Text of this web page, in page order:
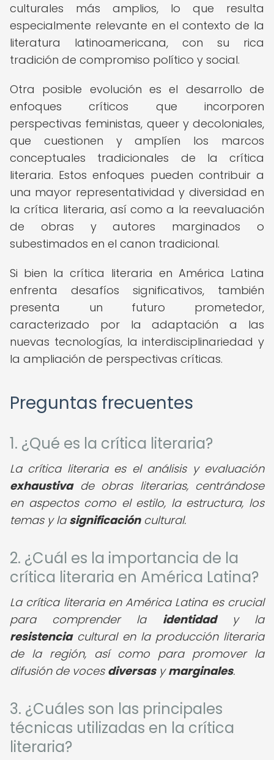
culturales más amplios, lo que resulta
especialmente relevante en el contexto de la
literatura latinoamericana, con su rica
tradición de compromiso político y social.
Otra posible evolución es el desarrollo de
enfoques críticos que incorporen
perspectivas feministas, queer y decoloniales,
que cuestionen y amplíen los marcos
conceptuales tradicionales de la crítica
literaria. Estos enfoques pueden contribuir a
una mayor representatividad y diversidad en
la crítica literaria, así como a la reevaluación
de obras y autores marginados o
subestimados en el canon tradicional.
Si bien la crítica literaria en América Latina
enfrenta desafíos significativos, también
presenta un futuro prometedor,
caracterizado por la adaptación a las
nuevas tecnologías, la interdisciplinariedad y
la ampliación de perspectivas críticas.
Preguntas frecuentes
1. ¿Qué es la crítica literaria?
La crítica literaria es el análisis y evaluación
exhaustivade obras literarias, centrándose
en aspectos como el estilo, la estructura, los
temas y la significacióncultural.
2. ¿Cuál es la importancia de la
crítica literaria en América Latina?
La crítica literaria en América Latina es crucial
para comprender la identidady la
resistenciacultural en la producción literaria
de la región, así como para promover la
difusión de voces diversasymarginales.
3. ¿Cuáles son las principales
técnicas utilizadas en la crítica
literaria?